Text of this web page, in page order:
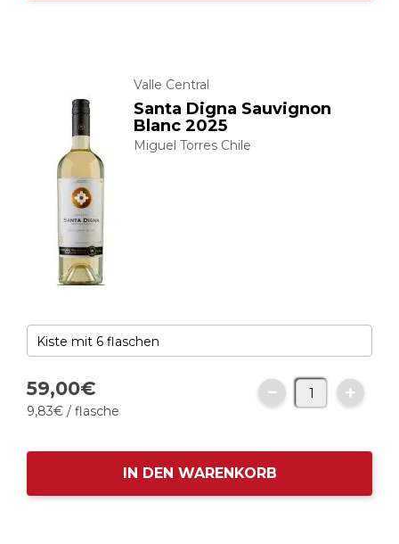
Valle Central
Santa Digna Sauvignon
Blanc 2025
Miguel Torres Chile
59,00€
9,83€ / flasche
IN DEN WARENKORB